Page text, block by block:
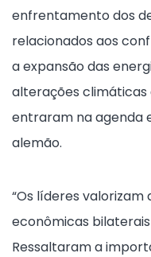
enfrentamento dos
relacionados aos
a expansão das
alterações
entraram na agenda
alemão.
“Os líderes valorizam
econômicas
Ressaltaram a